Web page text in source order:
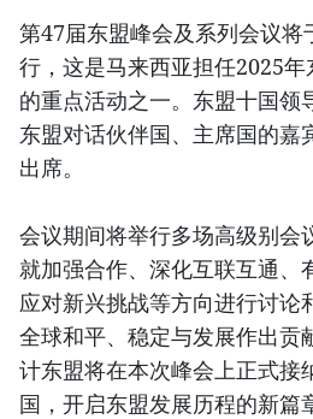
第47届东盟峰会及系列会议将
行，这是马来西亚担任2025
的重点活动之一。东盟十国领
东盟对话伙伴国、主席国的嘉
出席。
会议期间将举行多场高级别会
就加强合作、深化互联互通、
应对新兴挑战等方向进行讨论
全球和平、稳定与发展作出贡
计东盟将在本次峰会上正式接
国，开启东盟发展历程的新篇